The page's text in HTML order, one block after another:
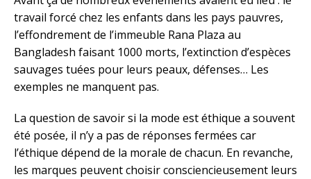
travail forcé chez les enfants dans les pays pauvres,
l’effondrement de l’immeuble Rana Plaza au
Bangladesh faisant 1000 morts, l’extinction d’espèces
sauvages tuées pour leurs peaux, défenses… Les
exemples ne manquent pas.
La question de savoir si la mode est éthique a souvent
été posée, il n’y a pas de réponses fermées car
l’éthique dépend de la morale de chacun. En revanche,
les marques peuvent choisir consciencieusement leurs